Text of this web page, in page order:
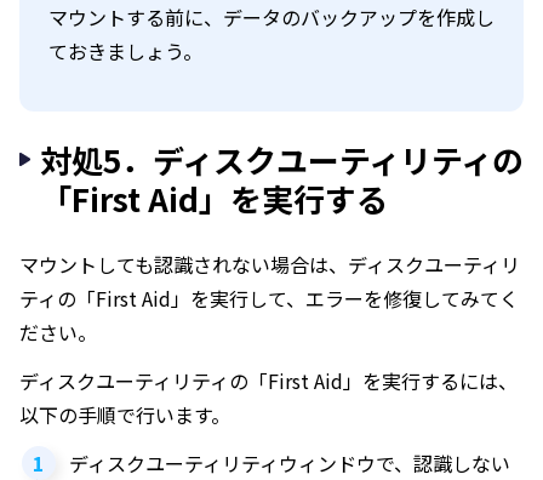
マウントする前に、データのバックアップを作成し
ておきましょう。
対処5．ディスクユーティリティの
「First Aid」を実行する
マウントしても認識されない場合は、ディスクユーティリ
ティの「First Aid」を実行して、エラーを修復してみてく
ださい。
ディスクユーティリティの「First Aid」を実行するには、
以下の手順で行います。
ディスクユーティリティウィンドウで、認識しない